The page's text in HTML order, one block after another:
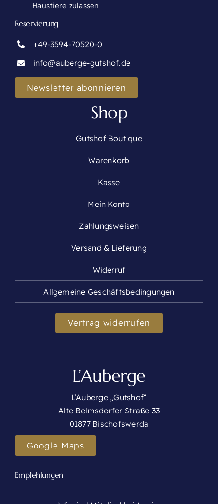
Haustiere zulassen
Reservierung
+49-3594-70520-0
info@auberge-gutshof.de
Newsletter abonnieren
Shop
Gutshof Boutique
Warenkorb
Kasse
Mein Konto
Zahlungsweisen
Versand & Lieferung
Widerruf
Allgemeine Geschäftsbedingungen
Vertrag widerrufen
L’Auberge
L’Auberge „Gutshof“
Alte Belmsdorfer Straße 33
01877 Bischofswerda
Google Maps
Empfehlungen